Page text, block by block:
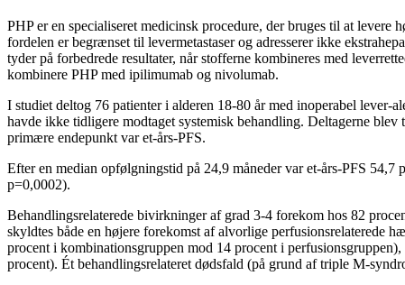
PHP er en specialiseret medicinsk procedure, der bruges til at
fordelen er begrænset til levermetastaser og adresserer ikke
tyder på forbedrede resultater, når stofferne kombineres med
kombinere PHP med ipilimumab og nivolumab.
I studiet deltog 76 patienter i alderen 18-80 år med inoperabel lever-
havde ikke tidligere modtaget systemisk behandling. Deltagerne
primære endepunkt var et-års-PFS.
Efter en median opfølgningstid på 24,9 måneder var et-års-PFS
p=0,0002).
Behandlingsrelaterede bivirkninger af grad 3-4 forekom hos 82
skyldtes både en højere forekomst af alvorlige perfusionsrelaterede
procent i kombinationsgruppen mod 14 procent i
procent). Ét behandlingsrelateret dødsfald (på grund af triple M-